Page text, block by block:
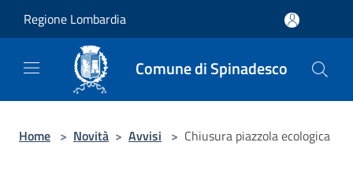
Regione Lombardia
Comune di Spinadesco
Home > Novità > Avvisi > Chiusura piazzola ecologica